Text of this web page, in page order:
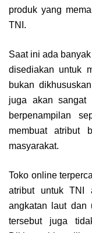
produk yang
TNI.
Saat ini ada
disediakan untuk
bukan
juga akan sangat
berpenampilan
membuat atribut
masyarakat.
Toko online
atribut untuk TNI
angkatan laut dan
tersebut juga